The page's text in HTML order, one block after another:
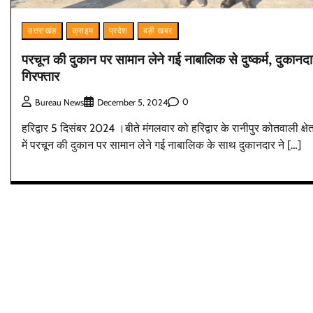
उत्तराखंड क्राइम प्रदेश बड़ी खबर
परचून की दुकान पर सामान लेने गई नाबालिक से दुष्कर्म,
गिरफ्तार
Bureau News December 5, 2024 0
हरिद्वार 5 दिसंबर 2024 ।बीते मंगलवार को हरिद्वार के रानीपुर कोतवाली
में परचून की दुकान पर सामान लेने गई नाबालिक के साथ दुकानदार ने […]